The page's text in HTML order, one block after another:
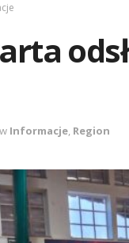
w Informacje, Region